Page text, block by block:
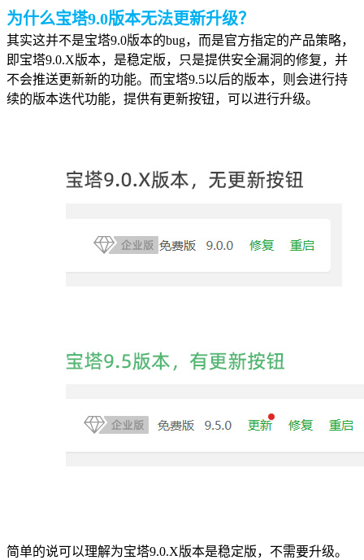
为什么宝塔9.0版本无法更新升级？
其实这并不是宝塔9.0版本的bug，而是官方指定的产品策略，
即宝塔9.0.X版本，是稳定版，只是提供安全漏洞的修复，并
不会推送更新新的功能。而宝塔9.5以后的版本，则会进行持
续的版本迭代功能，提供有更新按钮，可以进行升级。
简单的说可以理解为宝塔9.0.X版本是稳定版，不需要升级。